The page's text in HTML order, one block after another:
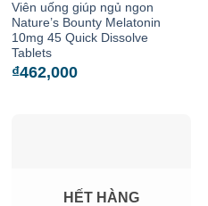
Viên uống giúp ngủ ngon
Nature’s Bounty Melatonin
10mg 45 Quick Dissolve
Tablets
₫462,000
HẾT HÀNG